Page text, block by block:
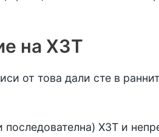
на ХЗТ
от това дали сте в
ХЗТ и